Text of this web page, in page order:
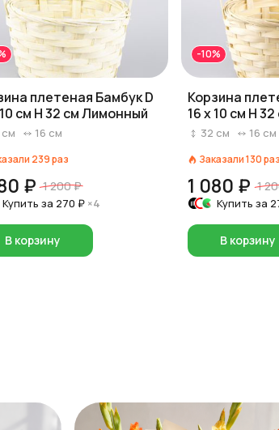
плетеная Бамбук D
см H 32 см Лимонный
см 16 см
239раз
₽ 1 200 ₽
Купить за 270 ₽ ×4
В корзину
-10%
Корзина
16 x 10 см H 32
Натуральный
32 см 16 см
Заказали130раз
1 080 ₽ 1
Купить за
В корзину